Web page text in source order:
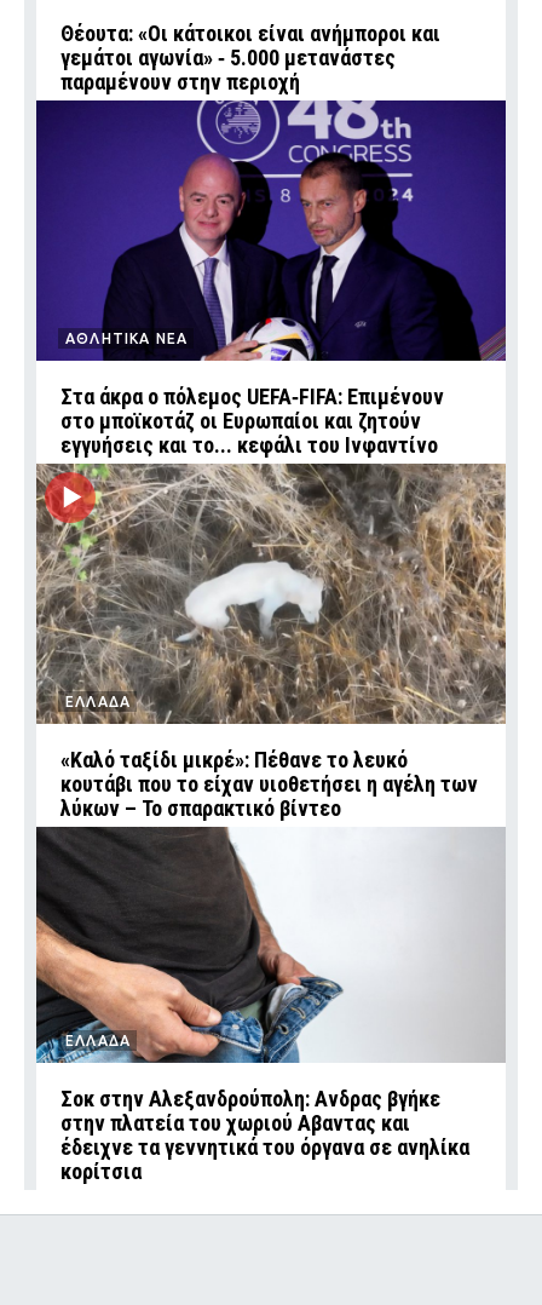
Θέουτα: «Οι κάτοικοι είναι ανήμποροι και
γεμάτοι αγωνία» ‑ 5.000 μετανάστες
παραμένουν στην περιοχή
ΑΘΛΗΤΙΚΑ ΝΕΑ
Στα άκρα ο πόλεμος UEFA‑FIFA: Επιμένουν
στο μποϊκοτάζ οι Ευρωπαίοι και ζητούν
εγγυήσεις και το... κεφάλι του Ινφαντίνο
ΕΛΛΑΔΑ
«Καλό ταξίδι μικρέ»: Πέθανε το λευκό
κουτάβι που το είχαν υιοθετήσει η αγέλη των
λύκων – Το σπαρακτικό βίντεο
ΕΛΛΑΔΑ
Σοκ στην Αλεξανδρούπολη: Ανδρας βγήκε
στην πλατεία του χωριού Αβαντας και
έδειχνε τα γεννητικά του όργανα σε ανηλίκα
κορίτσια